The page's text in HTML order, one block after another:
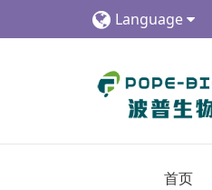
Language
首页